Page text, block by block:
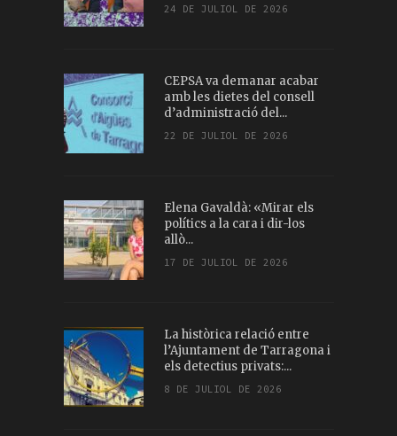
24 DE JULIOL DE 2026
CEPSA va demanar acabar
amb les dietes del consell
d’administració del...
22 DE JULIOL DE 2026
Elena Gavaldà: «Mirar els
polítics a la cara i dir-los
allò...
17 DE JULIOL DE 2026
La històrica relació entre
l’Ajuntament de Tarragona i
els detectius privats:...
8 DE JULIOL DE 2026